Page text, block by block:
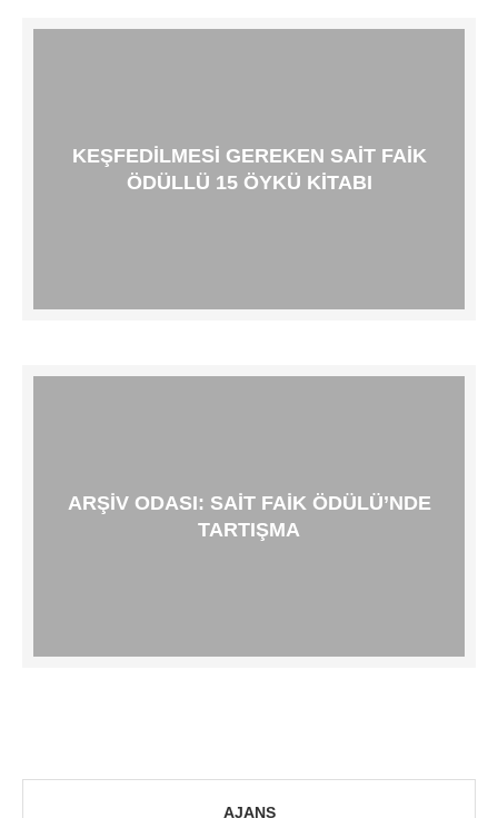
KEŞFEDILMESI GEREKEN SAIT FAIK
ÖDÜLLÜ 15 ÖYKÜ KITABI
ARŞIV ODASI: SAIT FAIK ÖDÜLÜ’NDE
TARTIŞMA
AJANS